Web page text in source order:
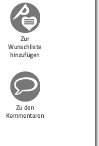
Zur
Wunschliste
hinzufügen
Zu den
Kommentaren